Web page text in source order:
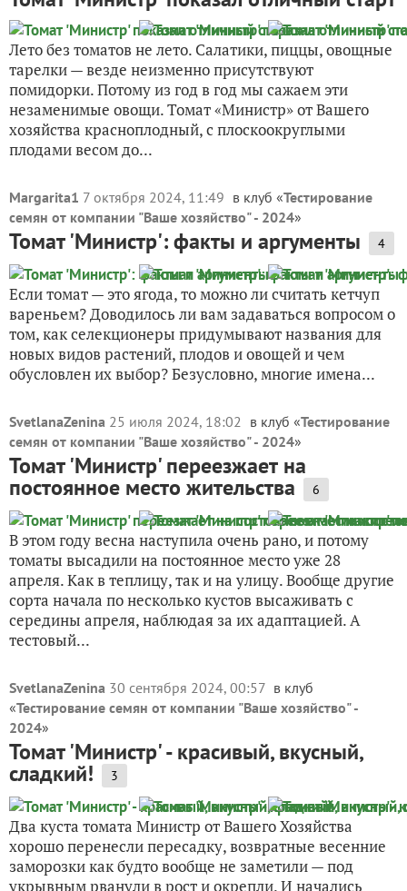
Лето без томатов не лето. Салатики, пиццы, овощные
тарелки — везде неизменно присутствуют
помидорки. Потому из год в год мы сажаем эти
незаменимые овощи. Томат «Министр» от Вашего
хозяйства красноплодный, с плоскоокруглыми
плодами весом до...
Margarita1 7 октября 2024, 11:49 в клуб «Тестирование
семян от компании "Ваше хозяйство" - 2024»
Томат 'Министр': факты и аргументы 4
Если томат — это ягода, то можно ли считать кетчуп
вареньем? Доводилось ли вам задаваться вопросом о
том, как селекционеры придумывают названия для
новых видов растений, плодов и овощей и чем
обусловлен их выбор? Безусловно, многие имена...
SvetlanaZenina 25 июля 2024, 18:02 в клуб «Тестирование
семян от компании "Ваше хозяйство" - 2024»
Томат 'Министр' переезжает на
постоянное место жительства 6
В этом году весна наступила очень рано, и потому
томаты высадили на постоянное место уже 28
апреля. Как в теплицу, так и на улицу. Вообще другие
сорта начала по несколько кустов высаживать с
середины апреля, наблюдая за их адаптацией. А
тестовый...
SvetlanaZenina 30 сентября 2024, 00:57 в клуб
«Тестирование семян от компании "Ваше хозяйство" -
2024»
Томат 'Министр' - красивый, вкусный,
сладкий! 3
Два куста томата Министр от Вашего Хозяйства
хорошо перенесли пересадку, возвратные весенние
заморозки как будто вообще не заметили — под
укрывным рванули в рост и окрепли. И начались